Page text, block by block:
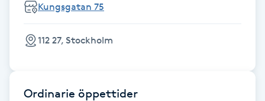
Gravidyoga
Gruppträning
Kungsgatan 75
112 27, Stockholm
Ordinarie öppettider